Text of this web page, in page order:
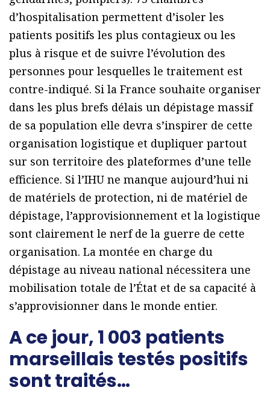
d’hospitalisation permettent d’isoler les
patients positifs les plus contagieux ou les
plus à risque et de suivre l’évolution des
personnes pour lesquelles le traitement est
contre-indiqué. Si la France souhaite organiser
dans les plus brefs délais un dépistage massif
de sa population elle devra s’inspirer de cette
organisation logistique et dupliquer partout
sur son territoire des plateformes d’une telle
efficience. Si l’IHU ne manque aujourd’hui ni
de matériels de protection, ni de matériel de
dépistage, l’approvisionnement et la logistique
sont clairement le nerf de la guerre de cette
organisation. La montée en charge du
dépistage au niveau national nécessitera une
mobilisation totale de l’État et de sa capacité à
s’approvisionner dans le monde entier.
A ce jour, 1 003 patients
marseillais testés positifs
sont traités…